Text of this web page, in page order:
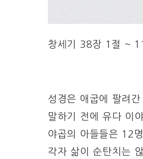
창세기 38장 1절 ~
성경은 애굽에 팔려
말하기 전에 유다 이
야곱의 아들들은 12
각자 삶이 순탄치는